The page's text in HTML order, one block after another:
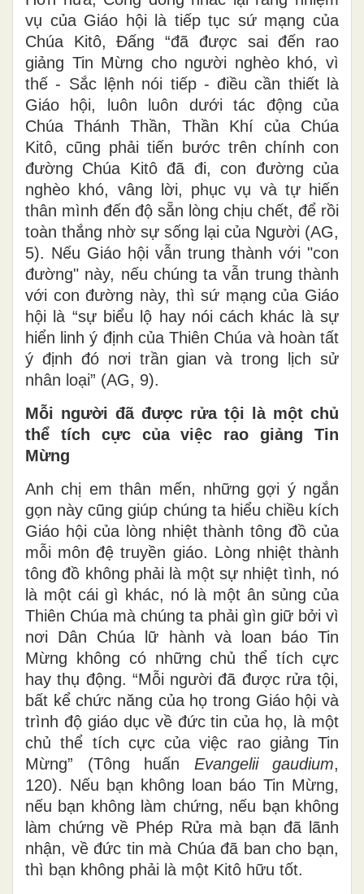
vụ của Giáo hội là tiếp tục sứ mạng của
Chúa Kitô, Đấng “đã được sai đến rao
giảng Tin Mừng cho người nghèo khó, vì
thế - Sắc lệnh nói tiếp - điều cần thiết là
Giáo hội, luôn luôn dưới tác động của
Chúa Thánh Thần, Thần Khí của Chúa
Kitô, cũng phải tiến bước trên chính con
đường Chúa Kitô đã đi, con đường của
nghèo khó, vâng lời, phục vụ và tự hiến
thân mình đến độ sẵn lòng chịu chết, để rồi
toàn thắng nhờ sự sống lại của Người (AG,
5). Nếu Giáo hội vẫn trung thành với "con
đường" này, nếu chúng ta vẫn trung thành
với con đường này, thì sứ mạng của Giáo
hội là “sự biểu lộ hay nói cách khác là sự
hiển linh ý định của Thiên Chúa và hoàn tất
ý định đó nơi trần gian và trong lịch sử
nhân loại” (AG, 9).
Mỗi người đã được rửa tội là một chủ
thể tích cực của việc rao giảng Tin
Mừng
Anh chị em thân mến, những gợi ý ngắn
gọn này cũng giúp chúng ta hiểu chiều kích
Giáo hội của lòng nhiệt thành tông đồ của
mỗi môn đệ truyền giáo. Lòng nhiệt thành
tông đồ không phải là một sự nhiệt tình, nó
là một cái gì khác, nó là một ân sủng của
Thiên Chúa mà chúng ta phải gìn giữ bởi vì
nơi Dân Chúa lữ hành và loan báo Tin
Mừng không có những chủ thể tích cực
hay thụ động. “Mỗi người đã được rửa tội,
bất kể chức năng của họ trong Giáo hội và
trình độ giáo dục về đức tin của họ, là một
chủ thể tích cực của việc rao giảng Tin
Mừng” (Tông huấn Evangelii gaudium,
120). Nếu bạn không loan báo Tin Mừng,
nếu bạn không làm chứng, nếu bạn không
làm chứng về Phép Rửa mà bạn đã lãnh
nhận, về đức tin mà Chúa đã ban cho bạn,
thì bạn không phải là một Kitô hữu tốt.